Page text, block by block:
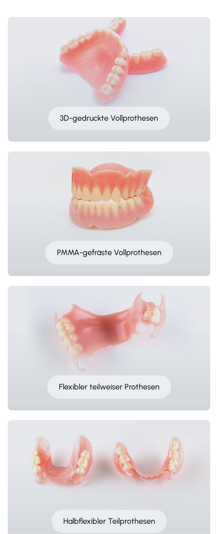
3D-gedruckte Vollprothesen
PMMA-gefräste Vollprothesen
Flexibler teilweiser Prothesen
Halbflexibler Teilprothesen